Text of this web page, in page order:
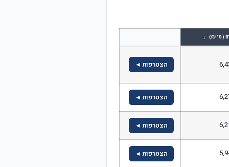
(מ' ₪) ↓
הצטרפות ◄
הצטרפות ◄
הצטרפות ◄
הצטרפות ◄